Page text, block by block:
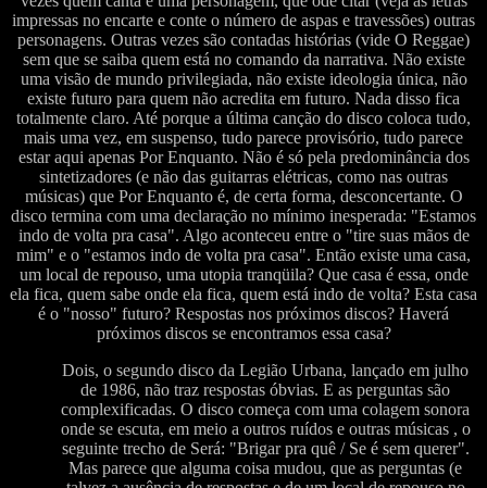
impressas no encarte e conte o número de aspas e travessões) outras
personagens. Outras vezes são contadas histórias (vide O Reggae)
sem que se saiba quem está no comando da narrativa. Não existe
uma visão de mundo privilegiada, não existe ideologia única, não
existe futuro para quem não acredita em futuro. Nada disso fica
totalmente claro. Até porque a última canção do disco coloca tudo,
mais uma vez, em suspenso, tudo parece provisório, tudo parece
estar aqui apenas Por Enquanto. Não é só pela predominância dos
sintetizadores (e não das guitarras elétricas, como nas outras
músicas) que Por Enquanto é, de certa forma, desconcertante. O
disco termina com uma declaração no mínimo inesperada: "Estamos
indo de volta pra casa". Algo aconteceu entre o "tire suas mãos de
mim" e o "estamos indo de volta pra casa". Então existe uma casa,
um local de repouso, uma utopia tranqüila? Que casa é essa, onde
ela fica, quem sabe onde ela fica, quem está indo de volta? Esta casa
é o "nosso" futuro? Respostas nos próximos discos? Haverá
próximos discos se encontramos essa casa?
Dois, o segundo disco da Legião Urbana, lançado em julho
de 1986, não traz respostas óbvias. E as perguntas são
complexificadas. O disco começa com uma colagem sonora
onde se escuta, em meio a outros ruídos e outras músicas , o
seguinte trecho de Será: "Brigar pra quê / Se é sem querer".
Mas parece que alguma coisa mudou, que as perguntas (e